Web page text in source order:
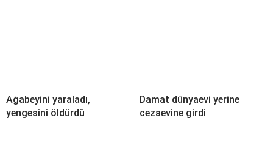
Ağabeyini yaraladı,
yengesini öldürdü
Damat dünyaevi yerine
cezaevine girdi